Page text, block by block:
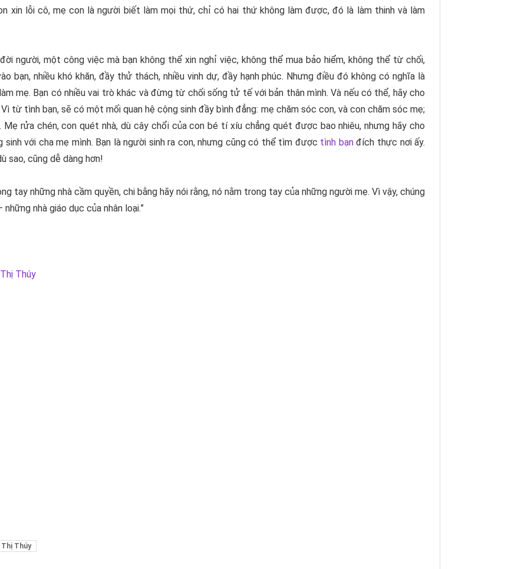
xin lỗi cô, mẹ con là người biết làm mọi thứ, chỉ có hai thứ không làm được, đó là làm thinh và làm
người, một công việc mà bạn không thể xin nghỉ việc, không thể mua bảo hiểm, không thể từ chối,
bạn, nhiều khó khăn, đầy thử thách, nhiều vinh dự, đầy hạnh phúc. Nhưng điều đó không có nghĩa là
mẹ. Bạn có nhiều vai trò khác và đừng từ chối sống tử tế với bản thân mình. Và nếu có thể, hãy cho
từ tình bạn, sẽ có một mối quan hệ cộng sinh đầy bình đẳng: mẹ chăm sóc con, và con chăm sóc mẹ;
rửa chén, con quét nhà, dù cây chổi của con bé tí xíu chẳng quét được bao nhiêu, nhưng hãy cho
với cha mẹ mình. Bạn là người sinh ra con, nhưng cũng có thể tìm được tình bạnđích thực nơi ấy.
sao, cũng dễ dàng hơn!
tay những nhà cầm quyền, chi bằng hãy nói rằng, nó nằm trong tay của những người mẹ. Vì vậy, chúng
nhà giáo dục của nhân loại.”
Thúy
Thị Thúy